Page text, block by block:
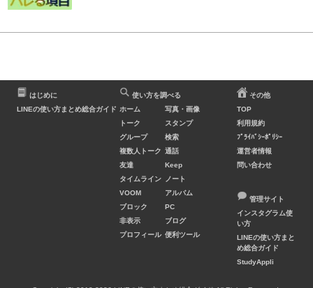
はじめに
LINEの使い方まとめ総合ガイド
使い方を調べる
ホーム
トーク
グループ
複数人トーク
友達
タイムライン
VOOM
ブロック
非表示
プロフィール
写真・画像
スタンプ
検索
通話
Keep
ノート
アルバム
PC
ブログ
便利ツール
その他
TOP
利用規約
ﾌﾟﾗｲﾊﾞｼｰﾎﾟﾘｼｰ
運営者情報
問い合わせ
管理サイト
インスタグラム使
い方
LINEの使い方まと
め総合ガイド
StudyAppli